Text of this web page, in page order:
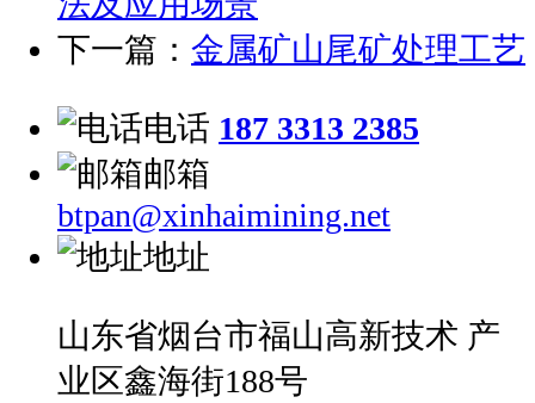
下一篇： 金属矿山尾矿处理工艺
电话 187 3313 2385
邮箱
btpan@xinhaimining.net
地址
山东省烟台市福山高新技术 产
业区鑫海街188号